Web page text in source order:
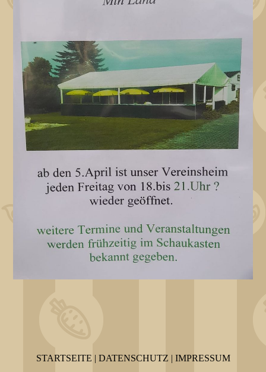
STARTSEITE | DATEN­SCHUTZ | IMPRESSUM